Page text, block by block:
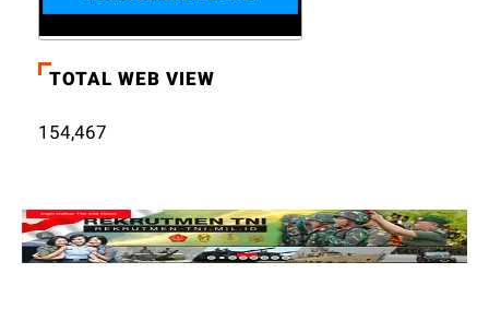
TOTAL WEB VIEW
154,467